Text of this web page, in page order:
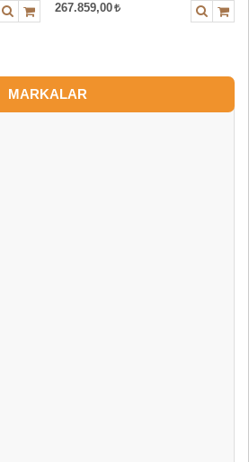
267.859,00
MARKALAR